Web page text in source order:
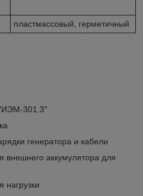
пластмассовый, герметичный
301.3"
генератора и кабели
внешнего аккумулятора для
нагрузки